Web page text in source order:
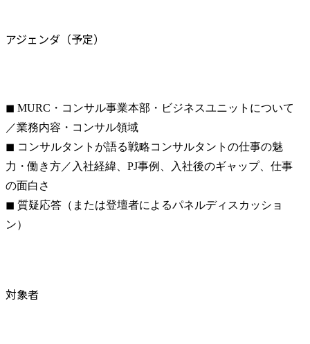
アジェンダ（予定）
◼ MURC・コンサル事業本部・ビジネスユニットについて
／業務内容・コンサル領域
◼ コンサルタントが語る戦略コンサルタントの仕事の魅
力・働き方／入社経緯、PJ事例、入社後のギャップ、仕事
の面白さ
◼ 質疑応答（または登壇者によるパネルディスカッショ
ン）
対象者